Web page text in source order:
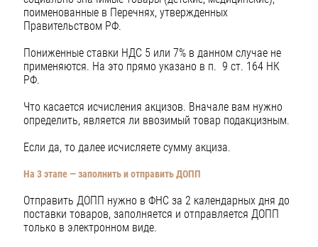
поименованные в Перечнях, утвержденных
Правительством РФ.
Пониженные ставки НДС 5 или 7% в данном случае не
применяются. На это прямо указано в п. 9 ст. 164 НК
РФ.
Что касается исчисления акцизов. Вначале вам нужно
определить, является ли ввозимый товар подакцизным.
Если да, то далее исчисляете сумму акциза.
На 3 этапе — заполнить и отправить ДОПП
Отправить ДОПП нужно в ФНС за 2 календарных дня до
поставки товаров, заполняется и отправляется ДОПП
только в электронном виде.